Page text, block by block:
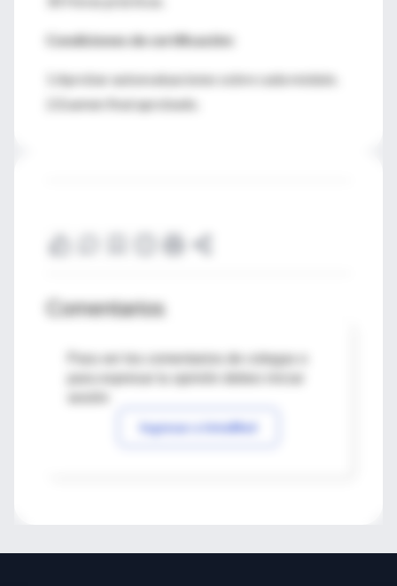
Condiciones de certificación:
1.Aprobar autoevaluaciones sobre cada módulo.
2.Examen final aprobado.
Comentarios
Para ver los comentarios de colegas o
Ingresar a IntraMed